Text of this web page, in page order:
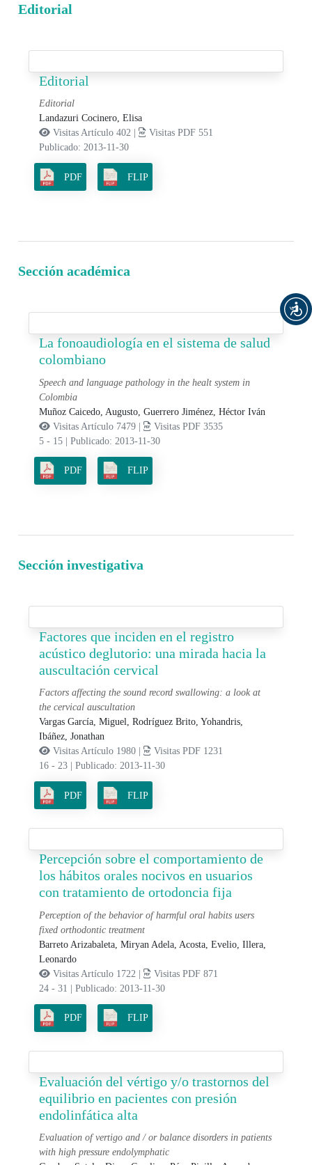
Editorial
Editorial
Editorial
Landazuri Cocinero, Elisa
Visitas Artículo 402 |
Visitas PDF 551
Publicado: 2013-11-30
PDF FLIP
Sección académica
La fonoaudiología en el sistema de salud
colombiano
Speech and language pathology in the healt system in
Colombia
Muñoz Caicedo, Augusto,Guerrero Jiménez, Héctor Iván
Visitas Artículo 7479 |
Visitas PDF 3535
5 - 15
|Publicado: 2013-11-30
PDF FLIP
Sección investigativa
Factores que inciden en el registro
acústico deglutorio: una mirada hacia la
auscultación cervical
Factors affecting the sound record swallowing: a look at
the cervical auscultation
Vargas García, Miguel,Rodríguez Brito, Yohandris,
Ibáñez, Jonathan
Visitas Artículo 1980 |
Visitas PDF 1231
16 - 23
|Publicado: 2013-11-30
PDF FLIP
Percepción sobre el comportamiento de
los hábitos orales nocivos en usuarios
con tratamiento de ortodoncia fija
Perception of the behavior of harmful oral habits users
fixed orthodontic treatment
Barreto Arizabaleta, Miryan Adela, Acosta, Evelio,Illera,
Leonardo
Visitas Artículo 1722 |
Visitas PDF 871
24 - 31
|Publicado: 2013-11-30
PDF FLIP
Evaluación del vértigo y/o trastornos del
equilibrio en pacientes con presión
endolinfática alta
Evaluation of vertigo and / or balance disorders in patients
with high pressure endolymphatic